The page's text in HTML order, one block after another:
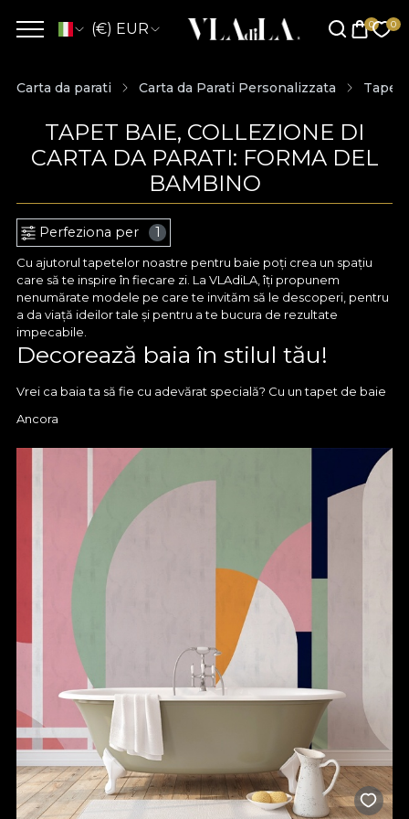
(€) EUR
Carta da parati Carta da Parati Personalizzata Tapet
TAPET BAIE, COLLEZIONE DI
CARTA DA PARATI: FORMA DEL
BAMBINO
Perfeziona per 1
Cu ajutorul tapetelor noastre pentru baie poți crea un spațiu
care să te inspire în fiecare zi. La VLAdiLA, îți propunem
nenumărate modele pe care te invităm să le descoperi, pentru
a da viață ideilor tale și pentru a te bucura de rezultate
impecabile.
Decorează baia în stilul tău!
Vrei ca baia ta să fie cu adevărat specială? Cu un tapet de baie
plan design-uri care te reprezintă cu adevărat. Îți oferim tot
astfel încât fiecare element decorativ să se potrivească perfect
cu spațiul disponibil. Tapetele noastre pentru baie sunt create
pentru a simplifica procesul de redecorare, deoarece se aplică
rapid și pot fi personalizate în funcție de dimensiunile pereților.
Totul devine mai simplu când știi că poți experimenta diverse
texturi și efecte vizuale, fără a sacrifica funcționalitatea
camerei. Așadar, transformă-ți baia cu ușurință într-un loc care
să te încânte și să îți ofere, zi de zi, o stare de bine.
Alege un tapet pentru baie
rezistent la apă
Tapetele pentru baie sunt concepute pentru a rezista în
condiții de umiditate ridicată și îți oferă garanția, că își păstrează
aspectul impecabil pe termen lung. Poți șterge cu ușurință
suprafețele, iar culorile rămân la fel de vii, fără să fie afectate de
abur sau stropi de apă. Pe lângă funcționalitate, vei descoperi și
o varietate de stiluri și pattern-uri, de la modele abstracte și
geometrice, până la imprimeuri inspirate din natură. În acest fel,
îți poți crea un ambient relaxant, modern sau extravagant, în
funcție de ceea ce îți dorești. Mai mult decât atât, ai
Ancora